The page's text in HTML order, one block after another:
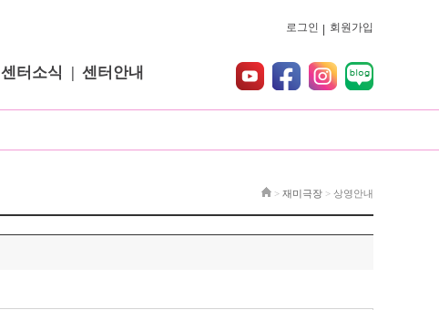
로그인 회원가입
센터소식 센터안내
> 재미극장 > 상영안내